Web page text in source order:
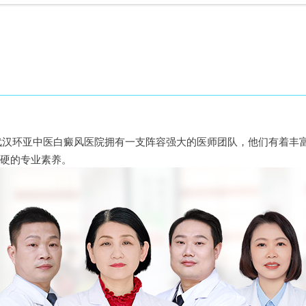
汉环亚中医白癜风医院拥有一支阵容强大的医师团队，他们有着丰
的专业素养。